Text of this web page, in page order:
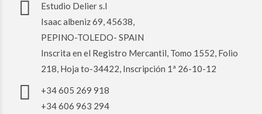
Estudio Delier s.l
Isaac albeniz 69, 45638,
PEPINO-TOLEDO- SPAIN
Inscrita en el Registro Mercantil, Tomo 1552, Folio
218, Hoja to-34422, Inscripción 1ª 26-10-12
+34 605 269 918
+34 606 963 294